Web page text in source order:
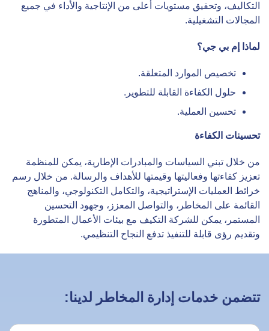
التكاليف، وتحقيق مستويات أعلى من الإنتاجية والأداء في جميع
المجالات التشغيلية.
لماذا إم بي جي؟
تخصيص الموارد المتعلقة.
حلول الكفاءة القابلة للتطوير.
تحسين العملية.
تحسينات الكفاءة
من خلال تبني السياسات والمبادرات الإطارية، يمكن للمنظمة
تعزيز كفاءتها وفعاليتها وقيمتها للأهداف والرسالة. من خلال رسم
خرائط العمليات الإستراتيجية، والتكامل التكنولوجي، والمناهج
القائمة على المخاطر، والتواصل المعزز، وجهود التحسين
المستمر، يمكن للشركة التكيف مع بيئات الأعمال المتطورة
وتقديم رؤى قابلة للتنفيذ تدفع النجاح التنظيمي.
تتضمن خدمات إدارة المخاطر لدينا: